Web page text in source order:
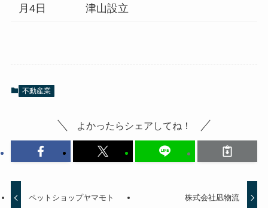
月4日
津山設立
不動産業
よかったらシェアしてね！
ペットショップヤマモト 株式会社凪物流